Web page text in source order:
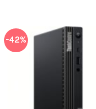
-42%